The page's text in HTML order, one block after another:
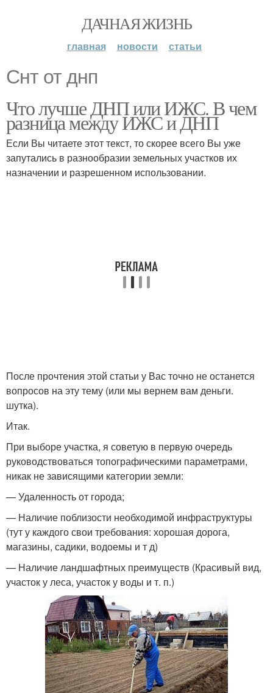
ДАЧНАЯ ЖИЗНЬ
главная новости статьи
Снт от днп
Что лучше ДНП или ИЖС. В чем
разница между ИЖС и ДНП
Если Вы читаете этот текст, то скорее всего Вы уже
запутались в разнообразии земельных участков их
назначении и разрешенном использовании.
После прочтения этой статьи у Вас точно не останется
вопросов на эту тему (или мы вернем вам деньги.
шутка).
Итак.
При выборе участка, я советую в первую очередь
руководствоваться топографическими параметрами,
никак не зависящими категории земли:
— Удаленность от города;
— Наличие поблизости необходимой инфраструктуры
(тут у каждого свои требования: хорошая дорога,
магазины, садики, водоемы и т д)
— Наличие ландшафтных преимуществ (Красивый вид,
участок у леса, участок у воды и т. п.)